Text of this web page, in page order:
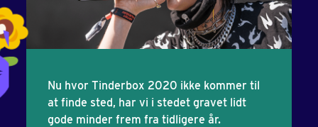
Nu hvor Tinderbox 2020 ikke kommer til
at finde sted, har vi i stedet gravet lidt
gode minder frem fra tidligere år.